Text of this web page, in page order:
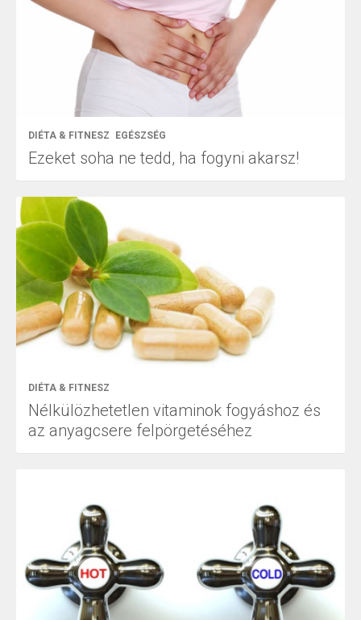
DIÉTA & FITNESZ EGÉSZSÉG
Ezeket soha ne tedd, ha fogyni akarsz!
DIÉTA & FITNESZ
Nélkülözhetetlen vitaminok fogyáshoz és
az anyagcsere felpörgetéséhez